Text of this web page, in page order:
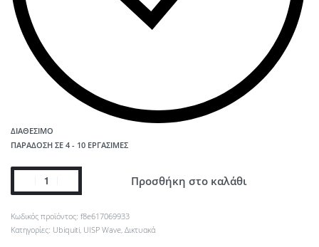
ΔΙΑΘΈΣΙΜΟ
ΠΑΡΆΔΟΣΗ ΣΕ 4 - 10 ΕΡΓΆΣΙΜΕΣ
Προσθήκη στο καλάθι
f8e617069933
Κατηγορίες: Ubiquiti UISP Wave Δικτυακά